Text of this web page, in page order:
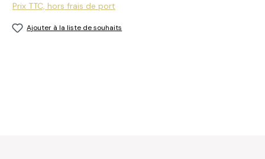
Prix TTC, hors frais de port
Ajouter à la liste de souhaits